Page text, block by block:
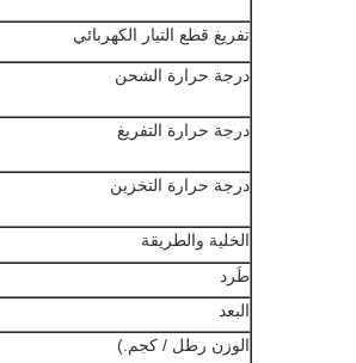
تفريغ قطع التيار الكهربائي
درجة حرارة الشحن
درجة حرارة التفريغ
درجة حرارة التخزين
الخلية والطريقة
طَرد
البعد
الوزن رطل / كجم.)